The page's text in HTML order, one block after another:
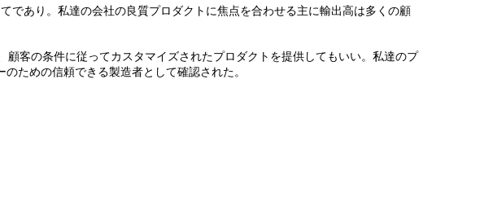
であり。私達の会社の良質プロダクトに焦点を合わせる主に輸出高は多くの顧
客の条件に従ってカスタマイズされたプロダクトを提供してもいい。私達のプ
ための信頼できる製造者として確認された。